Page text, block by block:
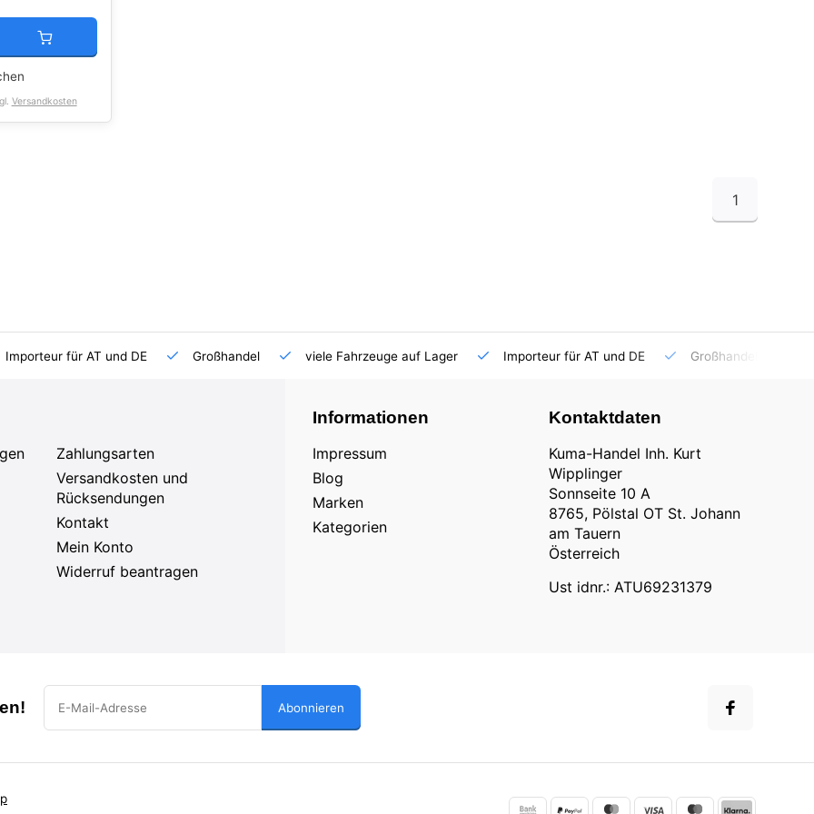
Versandkosten
1
Importeur für AT und DE Großhandel viele Fahrzeuge auf Lager Importeur für AT und DE Großhandel
Zahlungsarten
Versandkosten und
Rücksendungen
Kontakt
Mein Konto
Widerruf beantragen
Informationen
Impressum
Blog
Marken
Kategorien
Kontaktdaten
Kuma-Handel Inh. Kurt
Wipplinger
Sonnseite 10 A
8765, Pölstal OT St. Johann
am Tauern
Österreich
Ust idnr.: ATU69231379
Abonnieren